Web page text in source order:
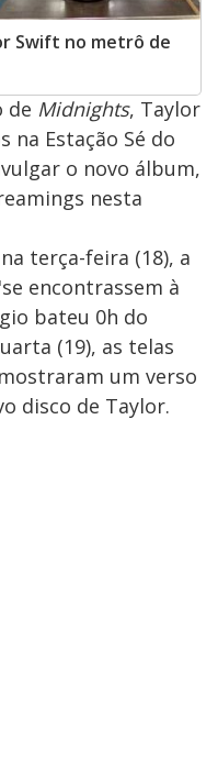
Swift no metrô de
de Midnights, Taylor
na Estação Sé do
o novo álbum,
nesta
terça-feira (18), a
encontrassem à
bateu 0h do
(19), as telas
um verso
disco de Taylor.